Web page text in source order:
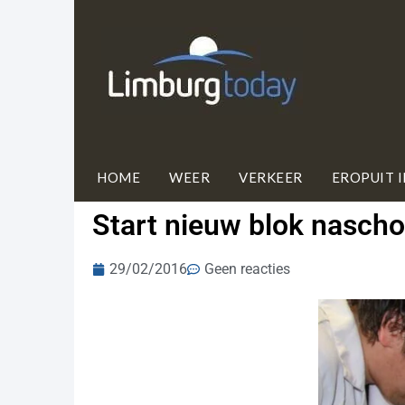
HOME WEER VERKEER EROPUIT
Start nieuw blok
29/02/2016 Geen reacties